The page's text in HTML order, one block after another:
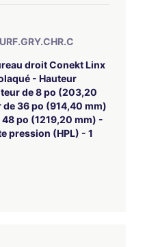
droit Conekt Linx
- Hauteur
de 8 po (203,20
36 po (914,40 mm)
po (1219,20 mm) -
pression (HPL) - 1